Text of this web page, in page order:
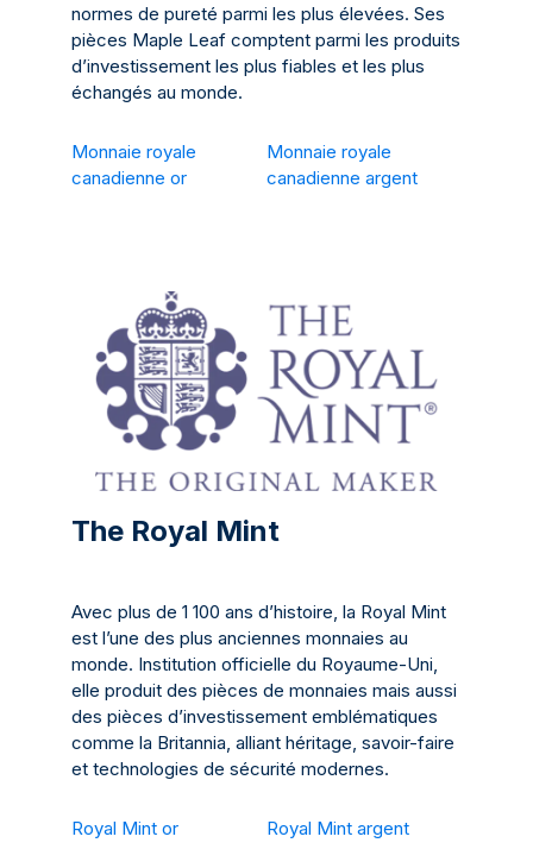
normes de pureté parmi les plus élevées. Ses
pièces Maple Leaf comptent parmi les produits
d’investissement les plus fiables et les plus
échangés au monde.
Monnaie royale
canadienne or
Monnaie royale
canadienne argent
The Royal Mint
Avec plus de 1 100 ans d’histoire, la Royal Mint
est l’une des plus anciennes monnaies au
monde. Institution officielle du Royaume-Uni,
elle produit des pièces de monnaies mais aussi
des pièces d’investissement emblématiques
comme la Britannia, alliant héritage, savoir-faire
et technologies de sécurité modernes.
Royal Mint or Royal Mint argent